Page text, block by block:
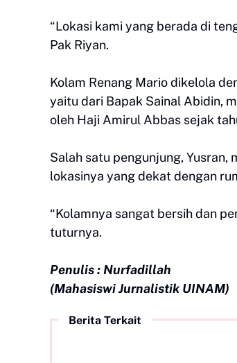
“Lokasi kami yang berada di
Pak Riyan.
Kolam Renang Mario dikelola
yaitu dari Bapak Sainal Abidin,
oleh Haji Amirul Abbas sejak
Salah satu pengunjung,
lokasinya yang dekat dengan
“Kolamnya sangat bersih dan
tuturnya.
Penulis : Nurfadillah
(Mahasiswi Jurnalistik UINAM)
Berita Terkait